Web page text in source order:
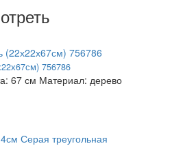
756786
67 см Материал: дерево